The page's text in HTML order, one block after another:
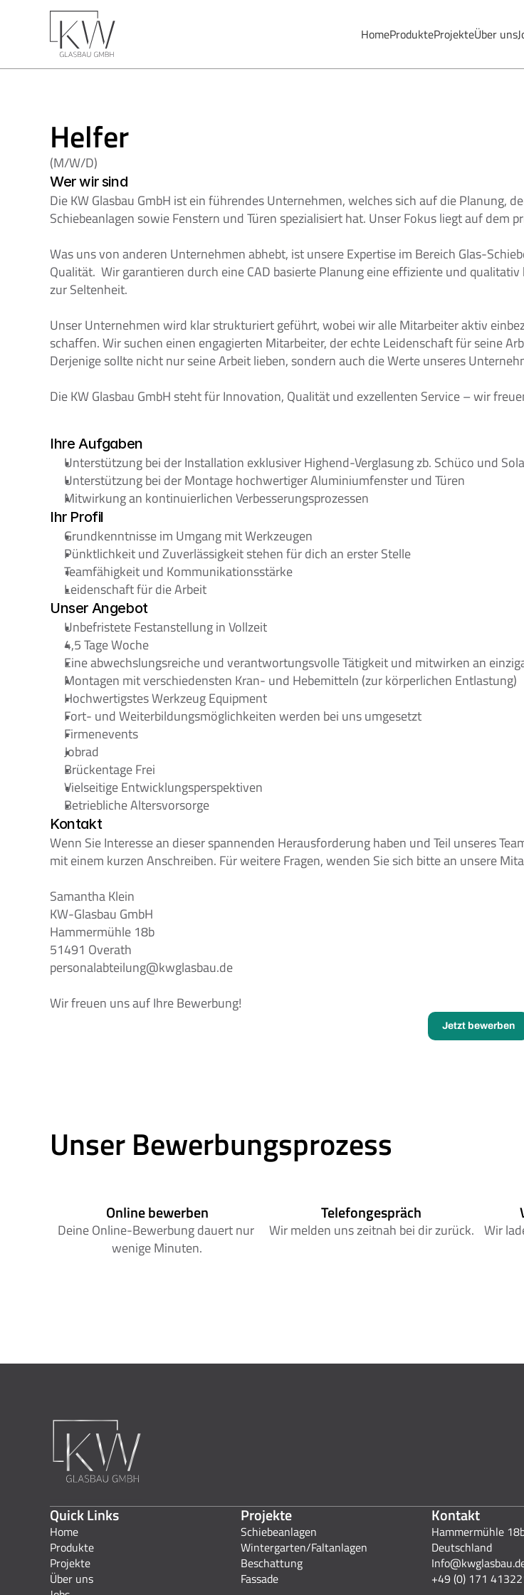
Home
HomeProdukte
ProdukteProjekte
ProjekteÜber uns
Über uns
Helfer
(M/W/D)
Wer wir sind
Die KW Glasbau GmbH ist ein führendes Unternehmen, welches sich auf die Planung,
Schiebeanlagen sowie Fenstern und Türen spezialisiert hat. Unser Fokus liegt auf dem
Was uns von anderen Unternehmen abhebt, ist unsere Expertise im Bereich Glas-
Qualität.  Wir garantieren durch eine CAD basierte Planung eine effiziente und
zur Seltenheit.
Unser Unternehmen wird klar strukturiert geführt, wobei wir alle Mitarbeiter aktiv
schaffen. Wir suchen einen engagierten Mitarbeiter, der echte Leidenschaft für seine
Derjenige sollte nicht nur seine Arbeit lieben, sondern auch die Werte unseres
Die KW Glasbau GmbH steht für Innovation, Qualität und exzellenten Service – wir
Ihre Aufgaben
Unterstützung bei der Installation exklusiver Highend-Verglasung zb. Schüco und
Unterstützung bei der Montage hochwertiger Aluminiumfenster und Türen
Mitwirkung an kontinuierlichen Verbesserungsprozessen
Ihr Profil
Grundkenntnisse im Umgang mit Werkzeugen
Pünktlichkeit und Zuverlässigkeit stehen für dich an erster Stelle
Teamfähigkeit und Kommunikationsstärke
Leidenschaft für die Arbeit
Unser Angebot
Unbefristete Festanstellung in Vollzeit
4,5 Tage Woche
Eine abwechslungsreiche und verantwortungsvolle Tätigkeit und mitwirken an
Montagen mit verschiedensten Kran- und Hebemitteln (zur körperlichen Entlastung)
Hochwertigstes Werkzeug Equipment
Fort- und Weiterbildungsmöglichkeiten werden bei uns umgesetzt
Firmenevents
Jobrad
Brückentage Frei
Vielseitige Entwicklungsperspektiven
Betriebliche Altersvorsorge
Kontakt
Wenn Sie Interesse an dieser spannenden Herausforderung haben und Teil unseres
mit einem kurzen Anschreiben. Für weitere Fragen, wenden Sie sich bitte an unsere
Samantha Klein
KW-Glasbau GmbH
Hammermühle 18b
51491 Overath
personalabteilung@kwglasbau.de
Wir freuen uns auf Ihre Bewerbung!
Jetzt bewerben
Unser Bewerbungsprozess
Online bewerben
Deine Online-Bewerbung dauert nur
wenige Minuten.
Telefongespräch
Wir melden uns zeitnah bei dir zurück. Wir
Quick Links
Home
Produkte
Projekte
Über uns
Projekte
Schiebeanlagen
Wintergarten/Faltanlagen
Beschattung
Fassade
Kontakt
Hammermühle
Deutschland
+49 (0) 171